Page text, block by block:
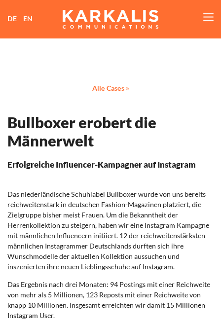
DE EN
Alle Cases »
Bullboxer erobert die
Männerwelt
Erfolgreiche Influencer-Kampagner auf Instagram
Das niederländische Schuhlabel Bullboxer wurde von uns bereits
reichweitenstark in deutschen Fashion-Magazinen platziert, die
Zielgruppe bisher meist Frauen. Um die Bekanntheit der
Herrenkollektion zu steigern, haben wir eine Instagram Kampagne
mit männlichen Influencern initiiert. 12 der reichweitenstärksten
männlichen Instagrammer Deutschlands durften sich ihre
Wunschmodelle der aktuellen Kollektion aussuchen und
inszenierten ihre neuen Lieblingsschuhe auf Instagram.
Das Ergebnis nach drei Monaten: 94 Postings mit einer Reichweite
von mehr als 5 Millionen, 123 Reposts mit einer Reichweite von
knapp 10 Millionen. Insgesamt erreichten wir damit 15 Millionen
Instagram User.